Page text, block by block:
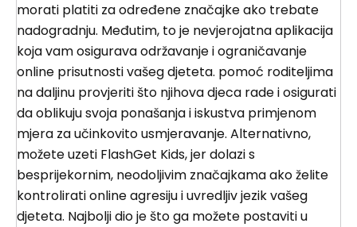
morati platiti za određene značajke ako trebate
nadogradnju. Međutim, to je nevjerojatna aplikacija
koja vam osigurava održavanje i ograničavanje
online prisutnosti vašeg djeteta. pomoć roditeljima
na daljinu provjeriti što njihova djeca rade i osigurati
da oblikuju svoja ponašanja i iskustva primjenom
mjera za učinkovito usmjeravanje. Alternativno,
možete uzeti FlashGet Kids, jer dolazi s
besprijekornim, neodoljivim značajkama ako želite
kontrolirati online agresiju i uvredljiv jezik vašeg
djeteta. Najbolji dio je što ga možete postaviti u